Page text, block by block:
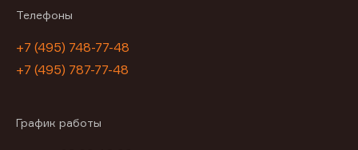
Телефоны
+7 (495) 748-77-48
+7 (495) 787-77-48
График работы